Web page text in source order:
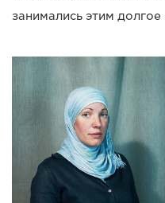
занимались этим долгое